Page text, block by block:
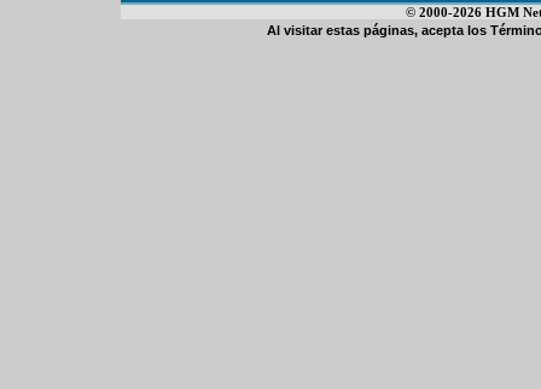
© 2000-2026 HGM
Al visitar estas páginas, acepta los